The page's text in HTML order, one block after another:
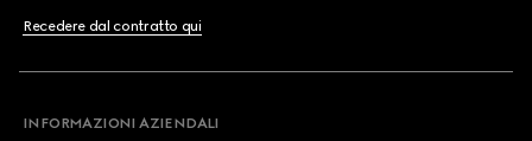
Recedere dal contratto qui
INFORMAZIONI AZIENDALI